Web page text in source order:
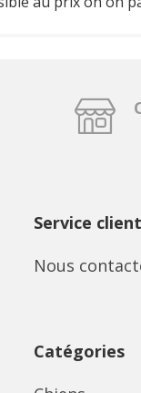
Service client
Nous
Catégories